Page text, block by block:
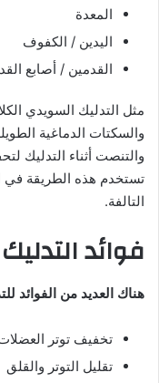
المعدة
اليدين / الكفوف
القدمين / أصابع
مثل التدليك السويدي
والسكتات الدماغية
والتنصت أثناء التدليك
تستخدم هذه الطريقة في
التالفة.
فوائد
هناك العديد من الفوائد
تخفيف توتر العضلات
تقليل التوتر والقلق